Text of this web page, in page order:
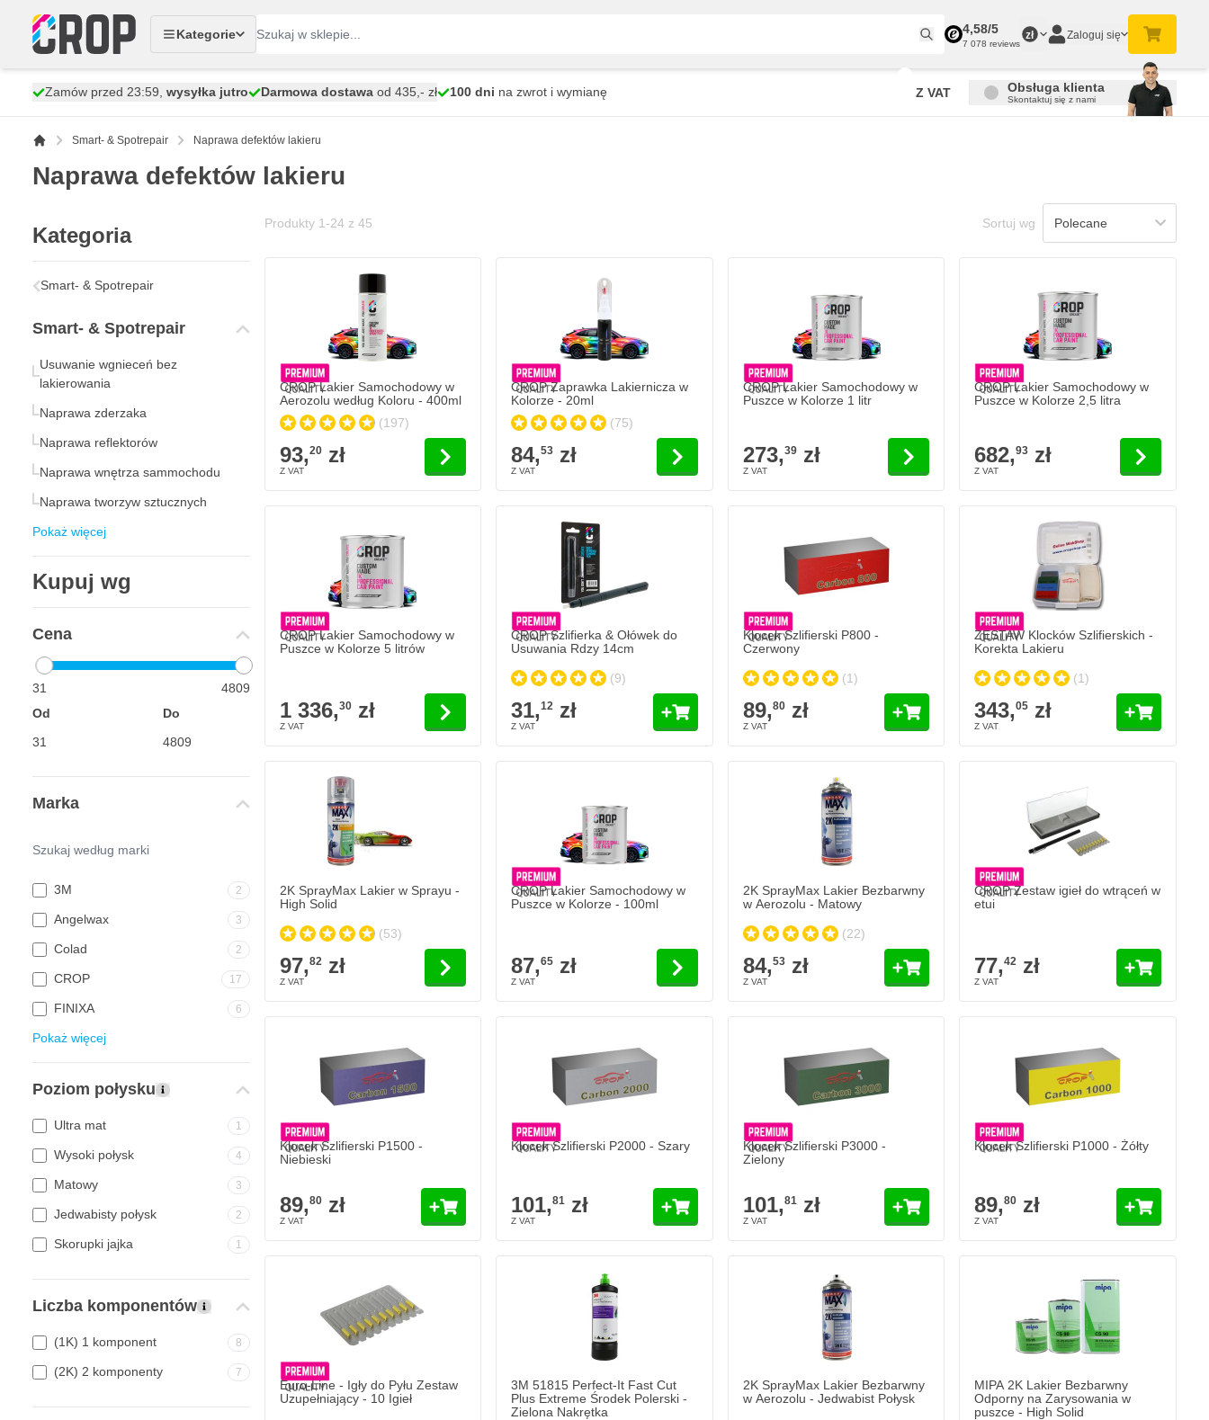
Kategorie
4,58/5
7 078 reviews
zł Zaloguj się
Zamów przed 23:59, wysyłka jutro Darmowa dostawa od 435,- zł 100 dni na zwrot i wymianę Z VAT Obsługa klienta
Skontaktuj się z nami
Smart- & Spotrepair Naprawa defektów lakieru
Naprawa defektów lakieru
Kategoria
Smart- & Spotrepair
Smart- & Spotrepair
Usuwanie wgnieceń bez
lakierowania
Naprawa zderzaka
Naprawa reflektorów
Naprawa wnętrza sammochodu
Naprawa tworzyw sztucznych
Pokaż więcej
Kupuj wg
Cena
31
4809
Od
Do
Marka
3M 2
Angelwax 3
Colad 2
CROP 17
FINIXA 6
Pokaż więcej
Poziom połysku
Ultra mat 1
Wysoki połysk 4
Matowy 3
Jedwabisty połysk 2
Skorupki jajka 1
Liczba komponentów
(1K) 1 komponent 8
(2K) 2 komponenty 7
Produkty 1 -24 z 45 Sortuj wg
CROP Lakier Samochodowy w
Aerozolu według Koloru - 400ml
(197)
93,20zł
CROP Zaprawka Lakiernicza w
Kolorze - 20ml
(75)
84,53 zł
CROP Lakier Samochodowy w
Puszce w Kolorze 1 litr
273,39zł
CROP Lakier Samochodowy w
Puszce w Kolorze 2,5 litra
682,93 zł
CROP Lakier Samochodowy w
Puszce w Kolorze 5 litrów
1 336,30zł
CROP Szlifierka & Ołówek do
Usuwania Rdzy 14cm
(9)
31,12 zł
Klocek Szlifierski P800 -
Czerwony
(1)
89,80zł
ZESTAW Klocków Szlifierskich -
Korekta Lakieru
(1)
343,05 zł
2K SprayMax Lakier w Sprayu -
High Solid
(53)
97,82zł
CROP Lakier Samochodowy w
Puszce w Kolorze - 100ml
87,65 zł
2K SprayMax Lakier Bezbarwny
w Aerozolu - Matowy
(22)
84,53zł
CROP Zestaw igieł do wtrąceń w
etui
77,42 zł
Klocek Szlifierski P1500 -
Niebieski
89,80zł
Klocek Szlifierski P2000 - Szary
101,81 zł
Klocek Szlifierski P3000 -
Zielony
101,81zł
Klocek Szlifierski P1000 - Żółty
89,80 zł
Euro-Line - Igły do Pyłu Zestaw
Uzupełniający - 10 Igieł
3M 51815 Perfect-It Fast Cut
Plus Extreme Środek Polerski -
Zielona Nakrętka
2K SprayMax Lakier Bezbarwny
w Aerozolu - Jedwabist Połysk
Zawartość
Dodaj do
MIPA 2K Lakier Bezbarwny
Odporny na Zarysowania w
puszce - High Solid